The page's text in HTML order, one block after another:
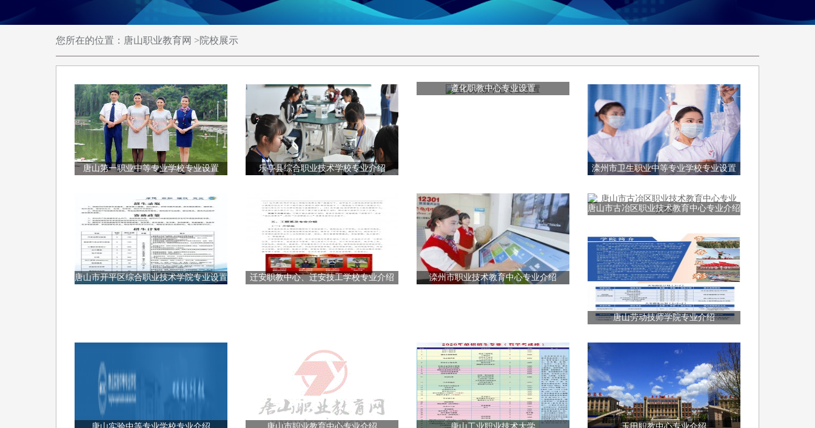
您所在的位置： 唐山职业教育网 >院校展示
唐山第一职业中等专业学校专业设置 乐亭县综合职业技术学校专业介绍
遵化职教中心专业设置
滦州市卫生职业中等专业学校专业设置
唐山市开平区综合职业技术学院专业设置 迁安职教中心、迁安技工学校专业介绍 滦州市职业技术教育中心专业介绍
唐山市古冶区职业技术教育中心专业介绍
唐山劳动技师学院专业介绍